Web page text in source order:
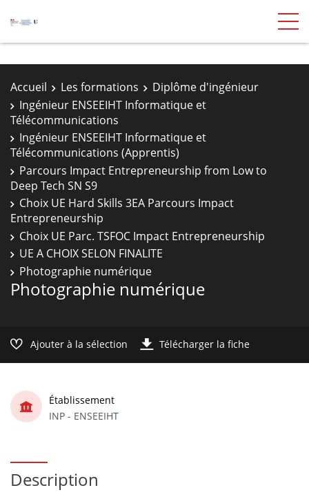
Accueil Les formations
Diplôme d'ingénieur
Ingénieur ENSEEIHT Informatique et
Télécommunications
Ingénieur ENSEEIHT Informatique et
Télécommunications (Apprentis)
Parcours Impact Entrepreneurship from Low to
Deep Tech SN S9
Choix UE Hard Skills 3EA Parcours Impact
Entrepreneurship
Choix UE Parc. TSFOC Impact Entrepreneurship
UE A CHOIX SELON FINALITE
Photographie numérique
Photographie numérique
Ajouter à la sélection Télécharger la fiche
Établissement
INP - ENSEEIHT
Description